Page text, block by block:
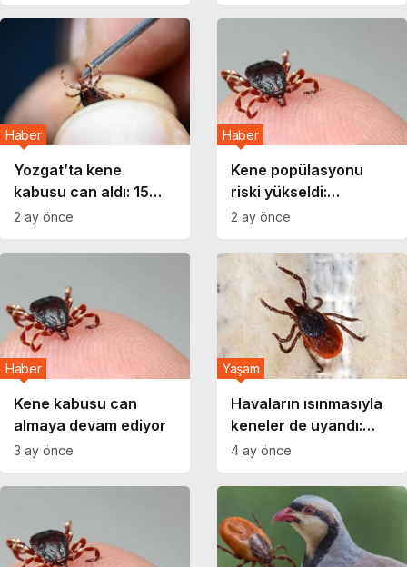
gün sonra hayatını
Yozgat’ta kene
kabusu can aldı: 15
yaşındaki çocuk
Haber
2 ay önce
Kene popülasyonu
riski yükseldi:
Profesörden kritik
Haber
2 ay önce
Kene kabusu can
almaya devam ediyor
Haber
3 ay önce
Havaların ısınmasıyla
keneler de uyandı:
Uzmanından önemli
Yaşam
4 ay önce